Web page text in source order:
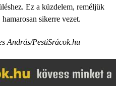
Ez a küzdelem, reméljük
sikerre vezet.
András/PestiSrácok.hu